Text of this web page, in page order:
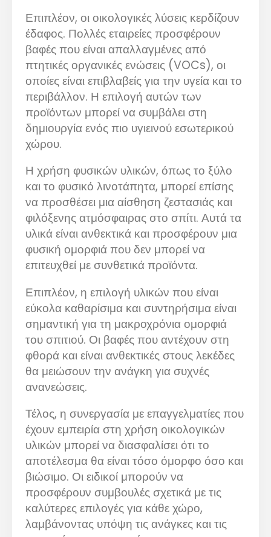
Επιπλέον, οι οικολογικές λύσεις κερδίζουν
έδαφος. Πολλές εταιρείες προσφέρουν
βαφές που είναι απαλλαγμένες από
πτητικές οργανικές ενώσεις (VOCs), οι
οποίες είναι επιβλαβείς για την υγεία και το
περιβάλλον. Η επιλογή αυτών των
προϊόντων μπορεί να συμβάλει στη
δημιουργία ενός πιο υγιεινού εσωτερικού
χώρου.
Η χρήση φυσικών υλικών, όπως το ξύλο
και το φυσικό λινοτάπητα, μπορεί επίσης
να προσθέσει μια αίσθηση ζεστασιάς και
φιλόξενης ατμόσφαιρας στο σπίτι. Αυτά τα
υλικά είναι ανθεκτικά και προσφέρουν μια
φυσική ομορφιά που δεν μπορεί να
επιτευχθεί με συνθετικά προϊόντα.
Επιπλέον, η επιλογή υλικών που είναι
εύκολα καθαρίσιμα και συντηρήσιμα είναι
σημαντική για τη μακροχρόνια ομορφιά
του σπιτιού. Οι βαφές που αντέχουν στη
φθορά και είναι ανθεκτικές στους λεκέδες
θα μειώσουν την ανάγκη για συχνές
ανανεώσεις.
Τέλος, η συνεργασία με επαγγελματίες που
έχουν εμπειρία στη χρήση οικολογικών
υλικών μπορεί να διασφαλίσει ότι το
αποτέλεσμα θα είναι τόσο όμορφο όσο και
βιώσιμο. Οι ειδικοί μπορούν να
προσφέρουν συμβουλές σχετικά με τις
καλύτερες επιλογές για κάθε χώρο,
λαμβάνοντας υπόψη τις ανάγκες και τις